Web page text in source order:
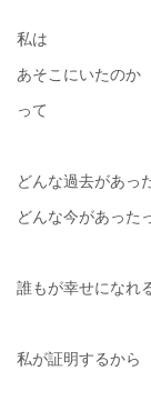
私は
あそこにいたのか
って
どんな過去があっ
どんな今があった
誰もが幸せになれ
私が証明するから